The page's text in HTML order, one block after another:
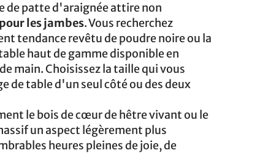
de patte d'araignée attire non
les jambes. Vous recherchez
tendance revêtu de poudre noire ou la
haut de gamme disponible en
main. Choisissez la taille qui vous
de table d'un seul côté ou des deux
le bois de cœur de hêtre vivant ou le
un aspect légèrement plus
heures pleines de joie, de